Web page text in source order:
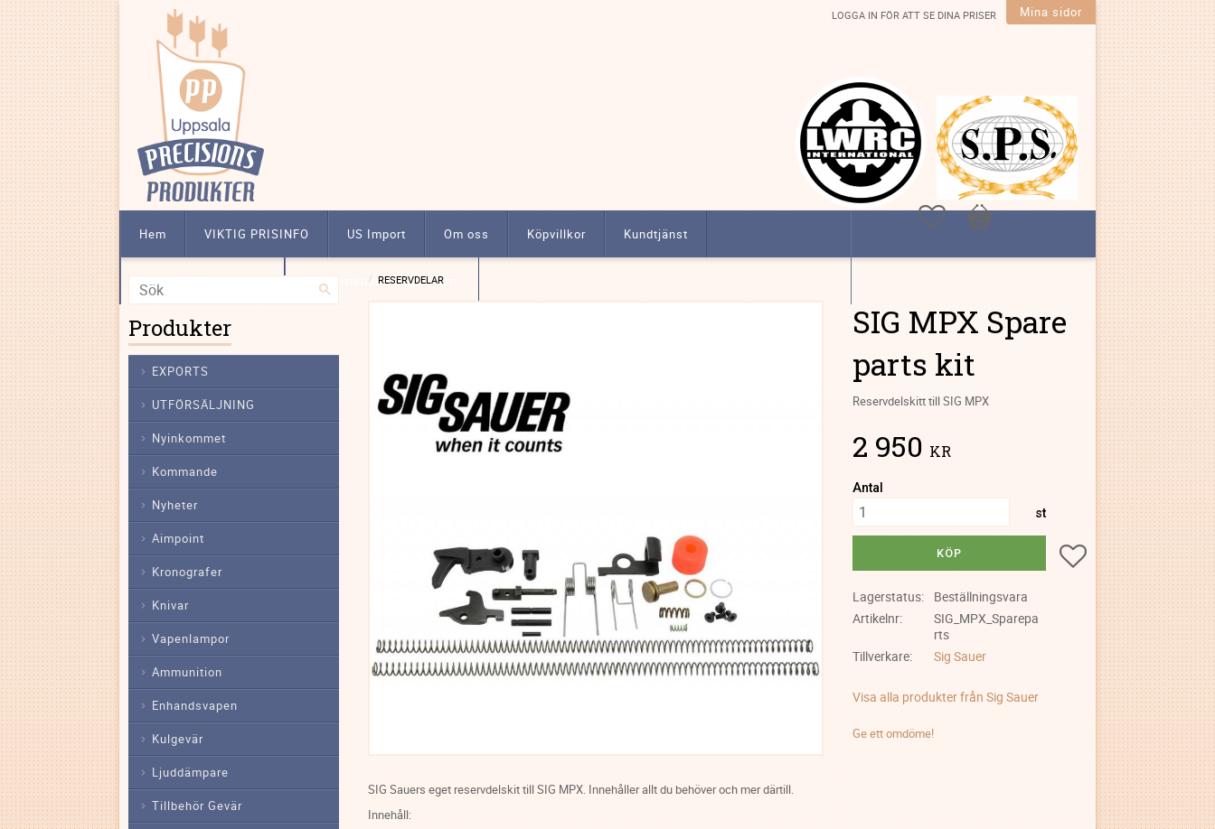
LOGGA IN FÖR ATT SE DINA PRISER Mina sidor
FavoriterKundvagn
Hem
VIKTIG PRISINFO US Import Om oss Köpvillkor Kundtjänst
Att köpa licensbelagt Förskottsbetalningar m.m.
RESERVDELAR
SIG MPX Spare
parts kit
Reservdelskitt till SIG MPX
2 950 KR
Antal
st
KÖP Lägg till i favoriter
Lagerstatus
Beställningsvara
Artikelnr
SIG_MPX_Sparepa
rts
Tillverkare
Sig Sauer
Visa alla produkter från Sig Sauer
Ge ett omdöme!
SIG Sauers eget reservdelskit till SIG MPX. Innehåller allt du behöver och mer därtill.
Innehåll:
Produkter
EXPORTS
UTFÖRSÄLJNING
Nyinkommet
Kommande
Nyheter
Aimpoint
Kronografer
Knivar
Vapenlampor
Ammunition
Enhandsvapen
Kulgevär
Ljuddämpare
Tillbehör Gevär